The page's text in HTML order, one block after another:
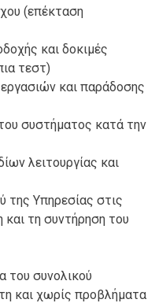
(επέκταση
και δοκιμές
τεστ)
και παράδοσης
συστήματος κατά την
λειτουργίας και
της Υπηρεσίας στις
και τη συντήρηση του
του συνολικού
και χωρίς προβλήματα